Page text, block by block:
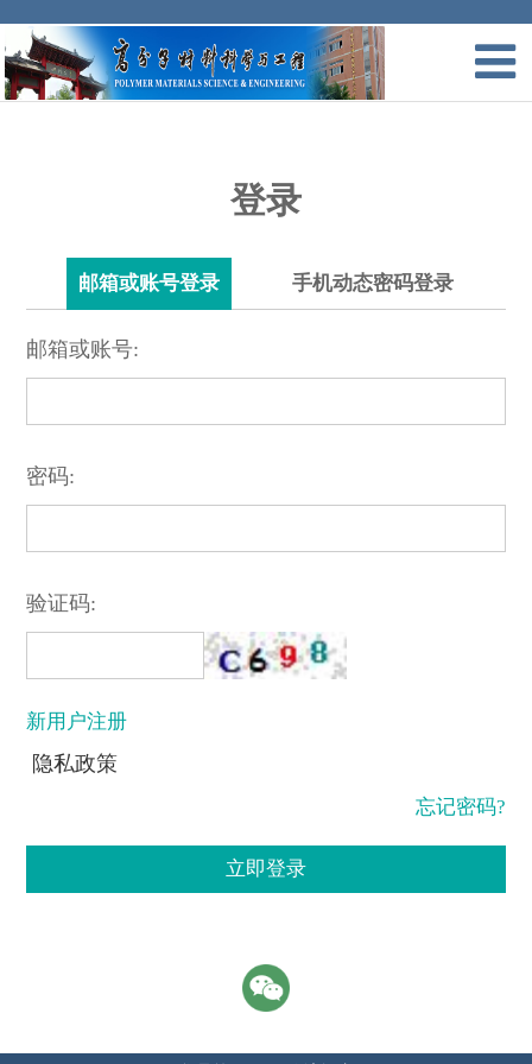
登录
邮箱或账号登录 手机动态密码登录
邮箱或账号:
密码:
验证码:
新用户注册
隐私政策
忘记密码?
立即登录